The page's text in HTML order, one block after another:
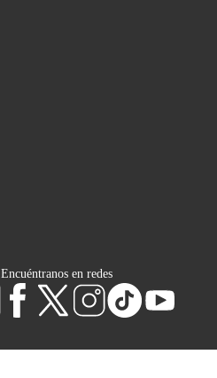
Encuéntranos en redes